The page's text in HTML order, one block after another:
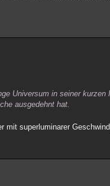
Universum in seiner
ausgedehnt hat.
mit superluminarer